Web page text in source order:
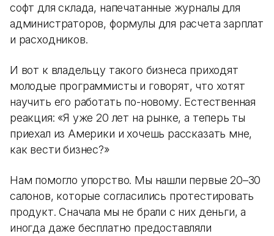
софт для склада, напечатанные журналы для
администраторов, формулы для расчета зарплат
и расходников.
И вот к владельцу такого бизнеса приходят
молодые программисты и говорят, что хотят
научить его работать по-новому. Естественная
реакция: «Я уже 20 лет на рынке, а теперь ты
приехал из Америки и хочешь рассказать мне,
как вести бизнес?»
Нам помогло упорство. Мы нашли первые 20–30
салонов, которые согласились протестировать
продукт. Сначала мы не брали с них деньги, а
иногда даже бесплатно предоставляли